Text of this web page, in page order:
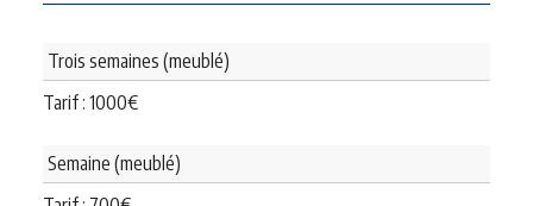
Trois semaines (meublé)
Tarif : 1000€
Semaine (meublé)